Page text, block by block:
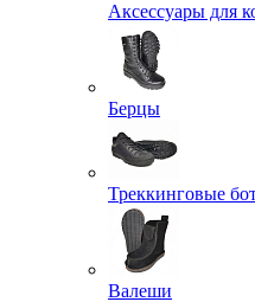
Аксессуары для
Берцы
Треккинговые
Валеши